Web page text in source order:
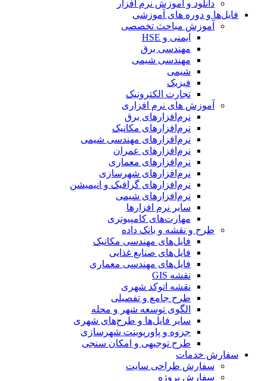
دانلود و آموزش نرم افزار
فایل‌ها و دوره های آموزشی
آموزش مباحث تخصصی
ایمنی و HSE
مهندسی برق
مهندسی شیمی
شیمی
فیزیک
تجارت الکترونیک
آموزش های نرم افزاری
نرم‌افزارهای برق
نرم‌افزارهای مکانیک
نرم‌افزارهای مهندسی شیمی
نرم‌افزارهای عمران
نرم‌افزارهای معماری
نرم‌افزارهای شهرسازی
نرم‌افزارهای گرافیک و انیمیشن
نرم‌افزارهای شیمی
سایر نرم افزارها
مهارت‌های کامپیوتری
طرح و نقشه و بانک داده
فایل‌های مهندسی مکانیک
فایل‌های صنایع غذایی
فایل‌های مهندسی معماری
نقشه GIS
نقشه اتوکد شهری
طرح جامع و تفصیلی
الگوی توسعه شهر و محله
سایر فایل‌ها و طرح‌های شهری
جزوه و پاورپوینت شهرسازی
طرح توجیهی و امکان سنجی
سفارش خدمات
سفارش طراحی سایت
سفارش پروژه